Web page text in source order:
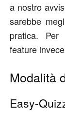
a nostro
sarebbe
pratica. Per
feature
Modalità
Easy-